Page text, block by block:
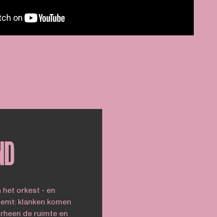
het orkest - en
klanken komen
de ruimte en